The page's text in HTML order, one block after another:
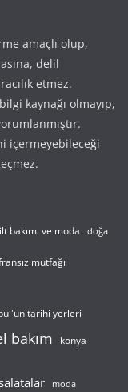
amaçlı olup,
delil
etmez.
kaynağı olmayıp,
içermeyebileceği
bakımı ve moda doğa
mutfağı
tarihi yerleri
bakım konya
moda